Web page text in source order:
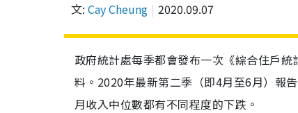
文: Cay Cheung 2020.09.07
政府統計處每季都會發布一次《綜合住戶
料。2020年最新第二季（即4月至6月）報
月收入中位數都有不同程度的下跌。